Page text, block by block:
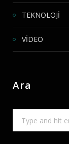
TEKNOLOJİ
VİDEO
Ara